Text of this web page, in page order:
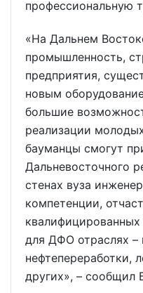
профессиональную
«На Дальнем
промышленность,
предприятия,
новым
большие
реализации
бауманцы смогут
Дальневосточного
стенах вуза
компетенции,
квалифицированных
для ДФО отраслях –
нефтепереработки,
других», – сообщил